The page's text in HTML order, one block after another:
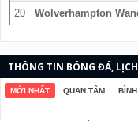
20
Wolverhampton
THÔNG TIN BÓNG ĐÁ,
LIÊN TỤC.
MỚI NHẤT QUAN TÂM